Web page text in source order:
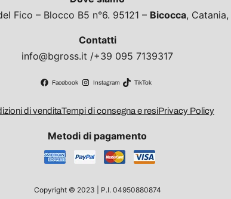
Fico – Blocco B5 n°6. 95121 – Bicocca,
Contatti
info@bgross.it /+39 095 7139317
Facebook Instagram TikTok
di venditaTempi di consegna e resiPrivacy Policy
Metodi di pagamento
Copyright © 2023 | P.I. 04950880874